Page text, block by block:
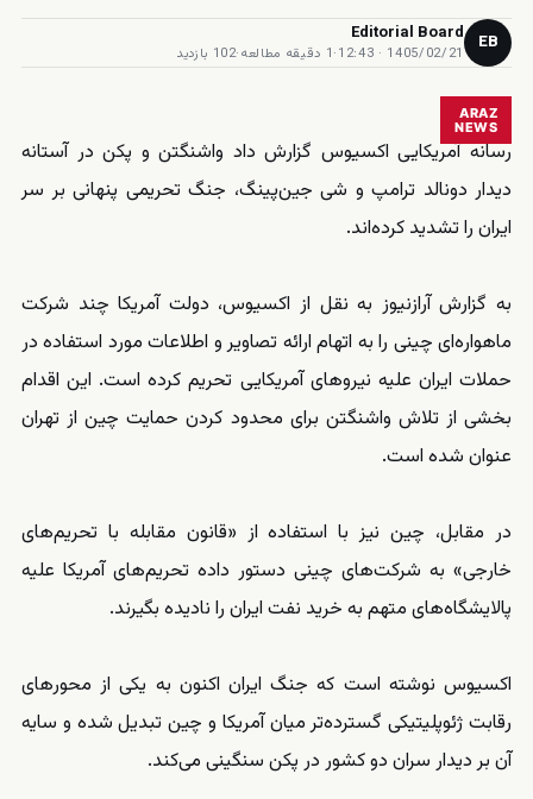
EB
Editorial Board
1405/02/21 · 12:43
·1 دقیقه مطالعه ·102 بازدید
ARAZ
NEWS
رسانه آمریکایی اکسیوس گزارش داد واشنگتن و پکن در آستانه
دیدار دونالد ترامپ و شی جین‌پینگ، جنگ تحریمی پنهانی بر سر
ایران را تشدید کرده‌اند.
به گزارش آرازنیوز به نقل از اکسیوس، دولت آمریکا چند شرکت
ماهواره‌ای چینی را به اتهام ارائه تصاویر و اطلاعات مورد استفاده در
حملات ایران علیه نیروهای آمریکایی تحریم کرده است. این اقدام
بخشی از تلاش واشنگتن برای محدود کردن حمایت چین از تهران
عنوان شده است.
در مقابل، چین نیز با استفاده از «قانون مقابله با تحریم‌های
خارجی» به شرکت‌های چینی دستور داده تحریم‌های آمریکا علیه
پالایشگاه‌های متهم به خرید نفت ایران را نادیده بگیرند.
اکسیوس نوشته است که جنگ ایران اکنون به یکی از محورهای
رقابت ژئوپلیتیکی گسترده‌تر میان آمریکا و چین تبدیل شده و سایه
آن بر دیدار سران دو کشور در پکن سنگینی می‌کند.